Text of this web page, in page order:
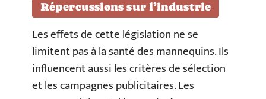
Répercussions sur l’industrie
Les effets de cette législation ne se
limitent pas à la santé des mannequins. Ils
influencent aussi les critères de sélection
et les campagnes publicitaires. Les